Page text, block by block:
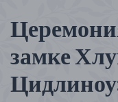
замке